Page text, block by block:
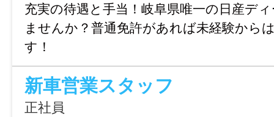
・試用期間中の労働条件：同条件
・雇用期間の定め：なし
・定年制：あり（60歳）
・再雇用制度：あり（65歳）
・固定残業代制：なし
充実の待遇と手当！岐阜県唯一の日産デ
ませんか？普通免許があれば未経験から
す！
新車営業スタッフ
正社員